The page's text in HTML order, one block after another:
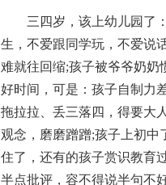
三四岁，该上幼儿园了
生，不爱跟同学玩，不爱说
难就往回缩;孩子被爷爷奶奶
好时间，可是：孩子自制力
拖拉拉、丢三落四，得要大
观念，磨磨蹭蹭;孩子上初中
住了，还有的孩子赏识教育
半点批评，容不得说半句